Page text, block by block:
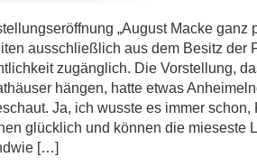
„August Macke ganz
ausschließlich aus dem Besitz der
zugänglich. Die Vorstellung,
hängen, hatte etwas
Ja, ich wusste es immer
glücklich und können die mieseste
[…]